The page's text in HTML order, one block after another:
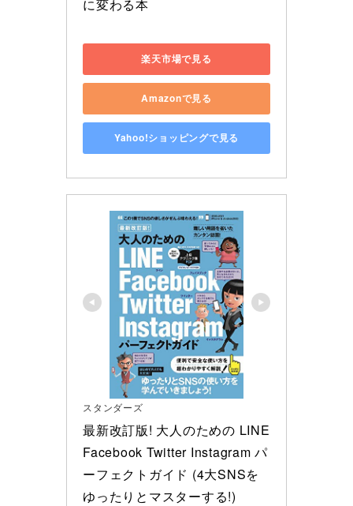
に変わる本
楽天市場で見る
Amazonで見る
Yahoo!ショッピングで見る
スタンダーズ
最新改訂版! 大人のための LINE
Facebook Twitter Instagram パ
ーフェクトガイド (4大SNSを
ゆったりとマスターする!)